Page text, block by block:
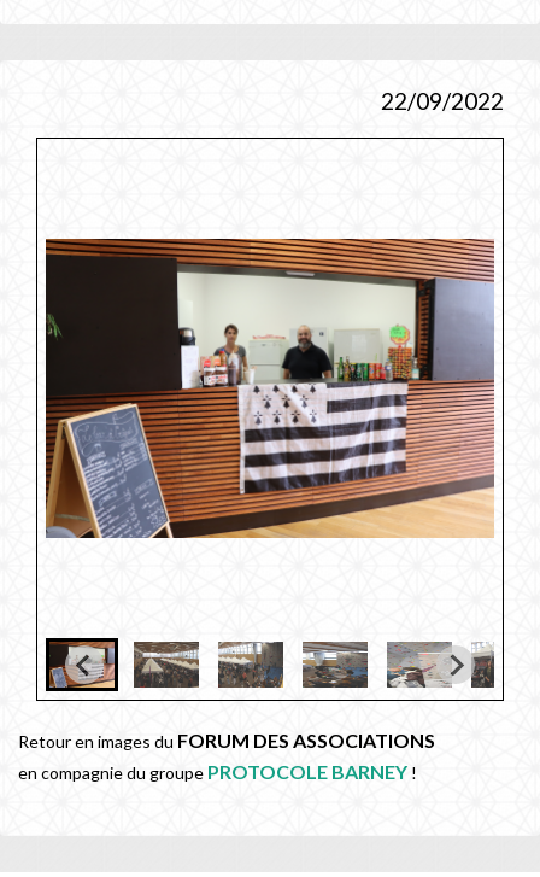
22/09/2022
Retour en images du FORUM DES ASSOCIATIONS
en compagnie du groupe PROTOCOLE BARNEY !